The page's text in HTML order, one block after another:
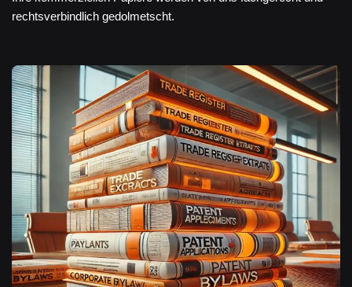
rechtsverbindlich gedolmetscht.